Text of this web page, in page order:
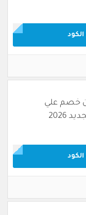
خصم علي
2026